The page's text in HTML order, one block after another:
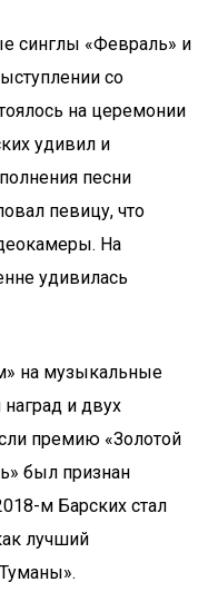
синглы «Февраль» и
со
на церемонии
удивил и
песни
певицу, что
На
удивилась
на музыкальные
и двух
премию «Золотой
был признан
м Барских стал
лучший